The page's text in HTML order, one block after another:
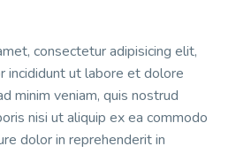
consectetur adipisicing elit,
incididunt ut labore et dolore
minim veniam, quis nostrud
nisi ut aliquip ex ea commodo
dolor in reprehenderit in